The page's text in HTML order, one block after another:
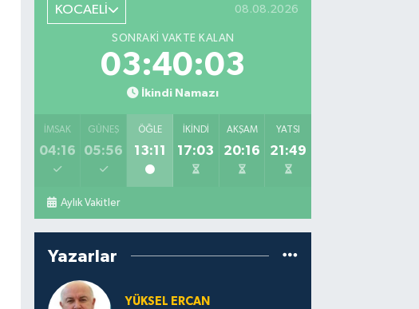
KOCAELİ 08.08.2026
SONRAKI VAKTE KALAN
03:40:02
İkindi Namazı
İMSAK
04:16
GÜNEŞ
05:56
ÖĞLE
13:11
İKINDI
17:03
AKŞAM
20:16
YATSI
21:49
Aylık Vakitler
Yazarlar
YÜKSEL ERCAN